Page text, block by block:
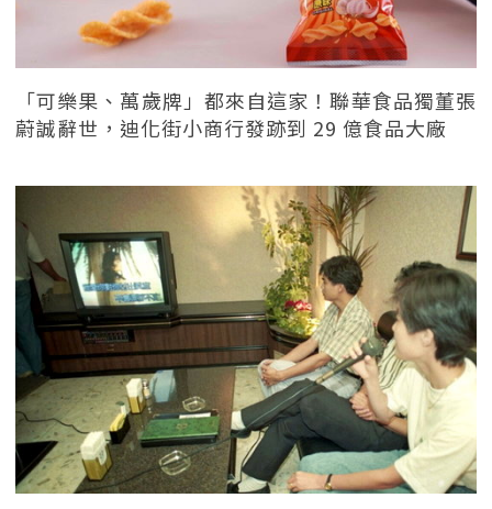
「可樂果、萬歲牌」都來自這家！聯華食品獨董張
蔚誠辭世，迪化街小商行發跡到 29 億食品大廠